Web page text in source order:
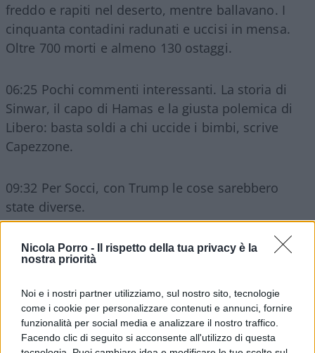
Nicola Porro -
Il rispetto della tua privacy è la
nostra priorità
Noi e i nostri partner utilizziamo, sul nostro sito, tecnologie
come i cookie per personalizzare contenuti e annunci, fornire
funzionalità per social media e analizzare il nostro traffico.
Facendo clic di seguito si acconsente all'utilizzo di questa
freddo e rapiti nel deserto, mentre ballavano. I
cinquanta contadini radunati e uccisi in mensa.
Oltre 700 morti e almeno 130 ostaggi.
06:25 Pochi commenti interessanti. La storia di
Sinwar, il capo di Hamas e la giusta polemica di
Libero: basta soldi a chi uccide i bimbi, scrive
Capezzone.
09:32 Per Socci, con Trump le cose sarebbero
state diverse.
10:12 Terzo video sul giudice Iolanda Apostolico.
Intanto il carabiniere che ha girato video finisce
sott’indagine. C’è un altro magistrato fa come lei e
dispone liberazione.